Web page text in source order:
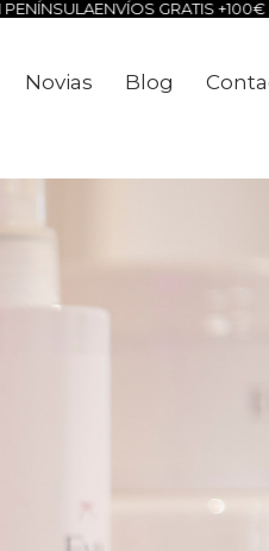
ENVÍOS GRATIS +100€ EN
Novias Blog